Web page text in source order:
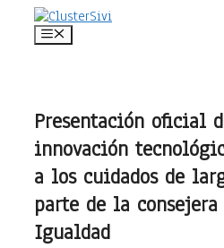
Saltar
Menú
Presentación oficial
innovación
a los cuidados de
parte de la
Igualdad